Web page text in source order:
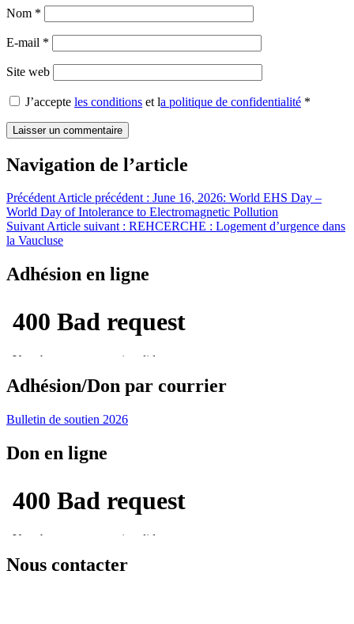
Nom *
E-mail *
Site web
J’accepte les conditions et la politique de confidentialité *
Navigation de l’article
PrécédentArticle précédent : June 16, 2026: World EHS Day –
World Day of Intolerance to Electromagnetic Pollution
SuivantArticle suivant : REHCERCHE : Logement d’urgence dans
la Vaucluse
Adhésion en ligne
Adhésion/Don par courrier
Bulletin de soutien 2026
Don en ligne
Nous contacter